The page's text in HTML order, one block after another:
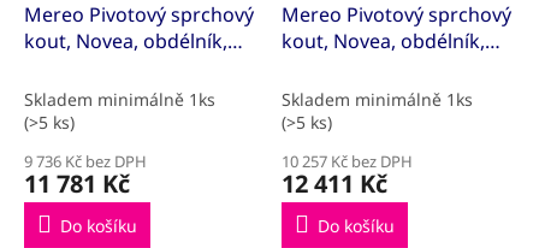
Mereo Pivotový sprchový
kout, Novea, obdélník,
sklo Čiré, dveře L/P a
pevný díl
Skladem minimálně 1ks
(>5 ks)
9 736 Kč bez DPH
11 781 Kč
Do košíku
Mereo Pivotový sprchový
kout, Novea, obdélník,
sklo Čiré, dveře L/P a
pevný díl
Skladem minimálně 1ks
(>5 ks)
10 257 Kč bez DPH
12 411 Kč
Do košíku